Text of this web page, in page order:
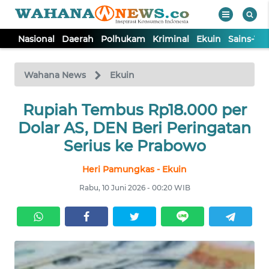
Nasional Daerah Polhukam Kriminal Ekuin Sains-
Wahana News Ekuin
Rupiah Tembus Rp18.000 per
Dolar AS, DEN Beri Peringatan
Serius ke Prabowo
Heri Pamungkas - Ekuin
Rabu, 10 Juni 2026 - 00:20 WIB
TV
Tutup
NASIONAL
KRIMINAL
EKUIN